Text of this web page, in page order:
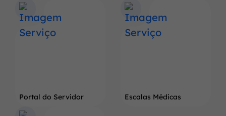
Portal do Servidor Escalas Médicas